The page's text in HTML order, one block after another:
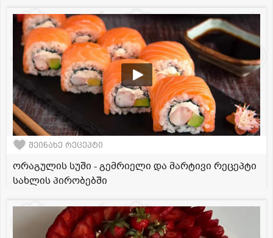
შეინახე რეცეპტი
ორაგულის სუში - გემრიელი და მარტივი რეცეპტი
სახლის პირობებში